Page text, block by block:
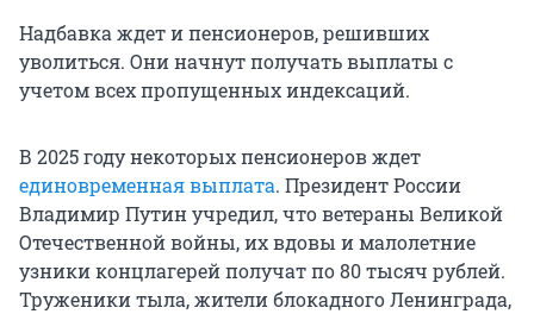
Надбавка ждет и пенсионеров, решивших
уволиться. Они начнут получать выплаты с
учетом всех пропущенных индексаций.
В 2025 году некоторых пенсионеров ждет
единовременная выплата. Президент России
Владимир Путин учредил, что ветераны Великой
Отечественной войны, их вдовы и малолетние
узники концлагерей получат по 80 тысяч рублей.
Труженики тыла, жители блокадного Ленинграда,